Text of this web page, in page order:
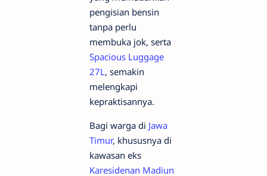
pengisian bensin
tanpa perlu
membuka jok, serta
Spacious Luggage
27L, semakin
melengkapi
kepraktisannya.
Bagi warga di Jawa
Timur, khususnya di
kawasan eks
Karesidenan Madiun